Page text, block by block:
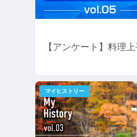
【アンケート】料理
マイヒストリー